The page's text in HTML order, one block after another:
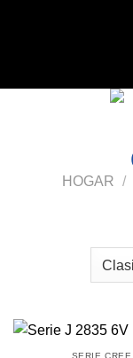
HOGAR /
SERIE CREE